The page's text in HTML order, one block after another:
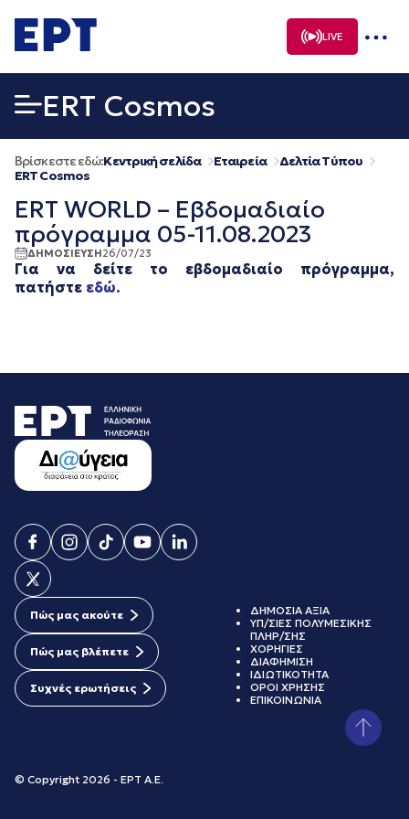
σε
περιεχόμενο
LIVE
ERT Cosmos
Βρίσκεστε εδώ:Κεντρική σελίδα Εταιρεία
Δελτία Τύπου
ERT Cosmos
ERT WORLD – Εβδομαδιαίο
πρόγραμμα 05-11.08.2023
ΔΗΜΟΣΙΕΥΣΗ26/07/23
Για να δείτε το εβδομαδιαίο πρόγραμμα,
πατήστε εδώ.
Πώς μας ακούτε
Πώς μας βλέπετε
Συχνές ερωτήσεις
© Copyright 2026 - ΕΡΤ Α.Ε.
ΔΗΜΟΣΙΑ ΑΞΙΑ
ΥΠ/ΣΙΕΣ ΠΟΛΥΜΕΣΙΚΗΣ
ΠΛΗΡ/ΣΗΣ
ΧΟΡΗΓΙΕΣ
ΔΙΑΦΗΜΙΣΗ
ΙΔΙΩΤΙΚΟΤΗΤΑ
ΟΡΟΙ ΧΡΗΣΗΣ
ΕΠΙΚΟΙΝΩΝΙΑ